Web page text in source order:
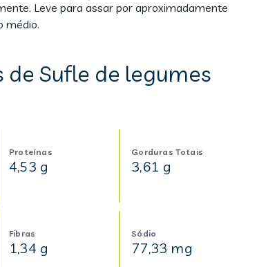
Leve para assar por aproximadamente
médio.
Sufle de legumes
Proteínas
4,53 g
Gorduras Totais
3,61 g
Fibras
1,34 g
Sódio
77,33 mg